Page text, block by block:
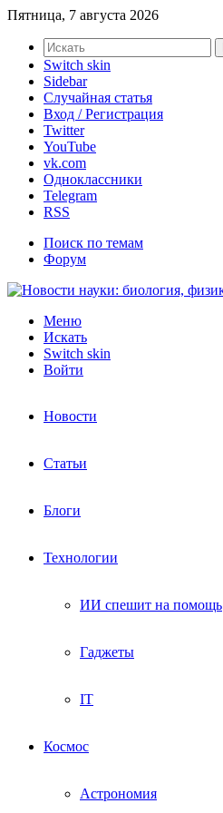
Пятница, 7 августа 2026
Switch skin
Sidebar
Случайная статья
Вход / Регистрация
Twitter
YouTube
vk.com
Одноклассники
Telegram
RSS
Поиск по темам
Форум
Меню
Искать
Switch skin
Войти
Новости
Статьи
Блоги
Технологии
ИИ спешит на помощь
Гаджеты
IT
Космос
Астрономия